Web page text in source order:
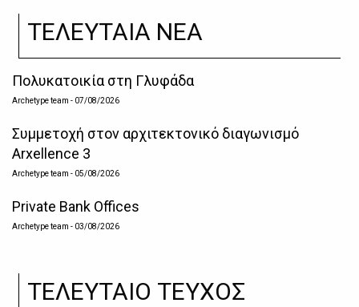
ΤΕΛΕΥΤΑΙΑ ΝΕΑ
Πολυκατοικία στη Γλυφάδα
Archetype team - 07/08/2026
Συμμετοχή στον αρχιτεκτονικό διαγωνισμό
Arxellence 3
Archetype team - 05/08/2026
Private Bank Offices
Archetype team - 03/08/2026
ΤΕΛΕΥΤΑΙΟ ΤΕΥΧΟΣ